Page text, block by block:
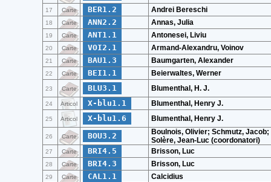
17 Carte BER1.2 Andrei Bereschi
18 Carte ANN2.2 Annas, Julia
19 Carte ANT1.1 Antonesei, Liviu
20 Carte VOI2.1 Armand-Alexandru, Voinov
21 Carte BAU1.3 Baumgarten, Alexander
22 Carte BEI1.1 Beierwaltes, Werner
23 Carte BLU3.1 Blumenthal, H. J.
24 Articol X-blu1.1 Blumenthal, Henry J.
25 Articol X-blu1.6 Blumenthal, Henry J.
26 Carte BOU3.2
Boulnois, Olivier; Schmutz, Jacob;
Solère, Jean-Luc (coordonatori)
27 Carte BRI4.5 Brisson, Luc
28 Carte BRI4.3 Brisson, Luc
29 Carte CAL1.1 Calcidius